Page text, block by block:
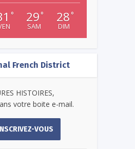
° 29 °
SAM
28 °
DIM
French District
HISTOIRES,
votre boite e-mail.
VOUS